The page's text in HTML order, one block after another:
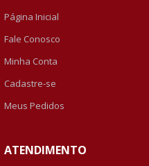
Página Inicial
Fale Conosco
Minha Conta
Cadastre-se
Meus Pedidos
ATENDIMENTO